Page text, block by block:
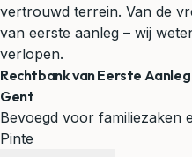
vertrouwd terrein. Van de
van eerste aanleg – wij
verlopen.
Rechtbank van Eerste
Gent
Bevoegd voor familiezaken
Pinte